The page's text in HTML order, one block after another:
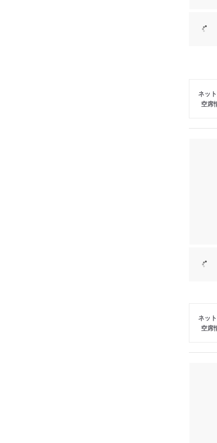
ネッ
空席
ネッ
空席